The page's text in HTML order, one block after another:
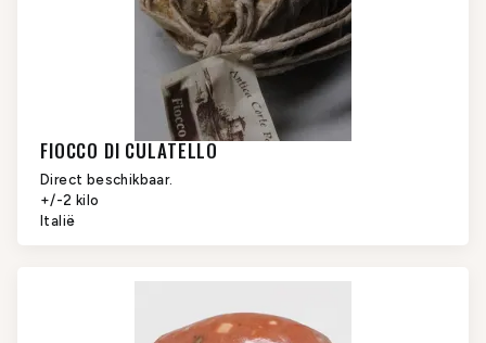
FIOCCO DI CULATELLO
Direct beschikbaar.
+/-2 kilo
Italië